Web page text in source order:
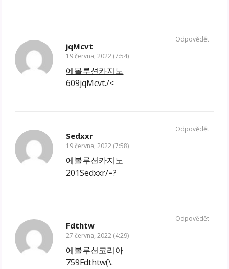
jqMcvt
19 června, 2022 (7:54)
에볼루션카지노
609jqMcvt./<
Odpovědět
Sedxxr
19 června, 2022 (7:58)
에볼루션카지노
201Sedxxr/=?
Odpovědět
Fdthtw
27 června, 2022 (4:29)
에볼루션코리아
759Fdthtw(\.
Odpovědět